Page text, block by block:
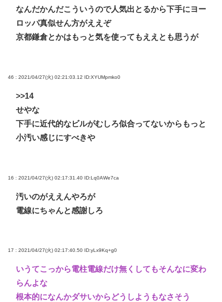
なんだかんだこういうので人気出とるから下手にヨー
ロッパ真似せん方がええぞ
京都鎌倉とかはもっと気を使ってもええとも思うが
46 : 2021/04/27(火) 02:21:03.12 ID:XYUMpmko0
>>14
せやな
下手に近代的なビルがむしろ似合ってないからもっと
小汚い感じにすべきや
16 : 2021/04/27(火) 02:17:31.40 ID:Lq0AWe7ca
汚いのがええんやろが
電線にちゃんと感謝しろ
17 : 2021/04/27(火) 02:17:40.50 ID:yLx9Kq+g0
いうてこっから電柱電線だけ無くしてもそんなに変わ
らんよな
根本的になんかダサいからどうしようもなさそう